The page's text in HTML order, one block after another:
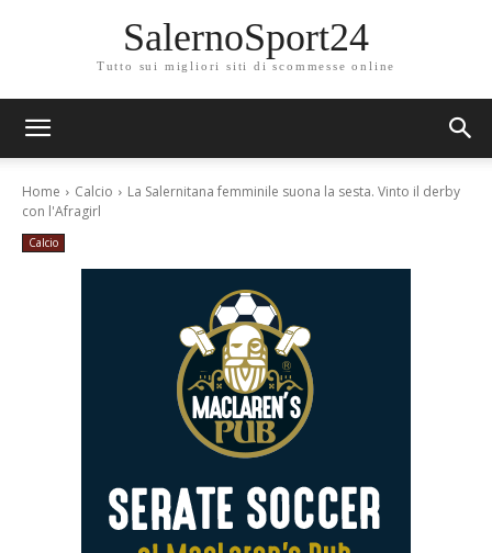
SalernoSport24
Tutto sui migliori siti di scommesse online
Home Calcio
La Salernitana femminile suona la sesta. Vinto il derby
con l'Afragirl
Calcio